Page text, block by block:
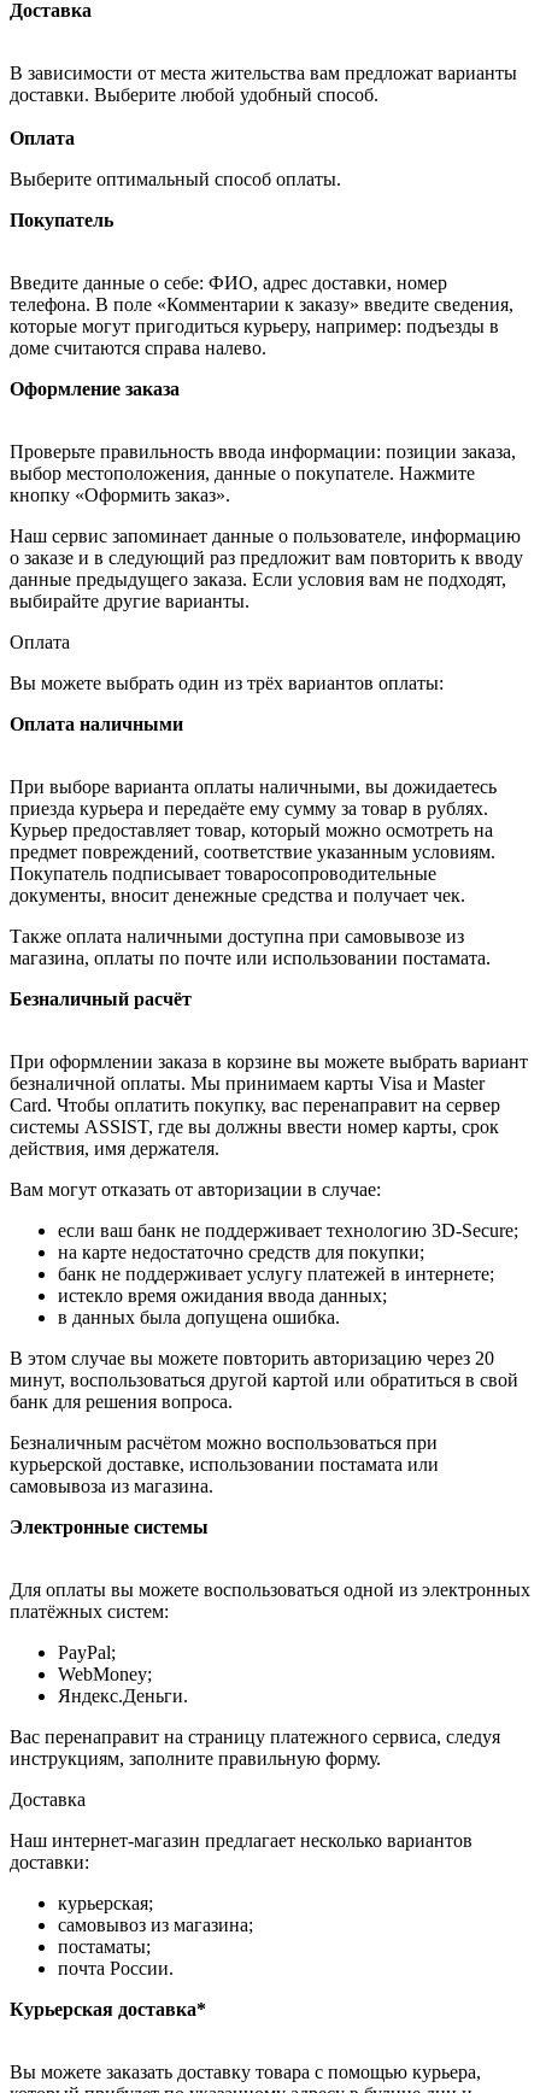
Доставка
В зависимости от места жительства вам предложат варианты
доставки. Выберите любой удобный способ.
Оплата
Выберите оптимальный способ оплаты.
Покупатель
Введите данные о себе: ФИО, адрес доставки, номер
телефона. В поле «Комментарии к заказу» введите сведения,
которые могут пригодиться курьеру, например: подъезды в
доме считаются справа налево.
Оформление заказа
Проверьте правильность ввода информации: позиции заказа,
выбор местоположения, данные о покупателе. Нажмите
кнопку «Оформить заказ».
Наш сервис запоминает данные о пользователе, информацию
о заказе и в следующий раз предложит вам повторить к вводу
данные предыдущего заказа. Если условия вам не подходят,
выбирайте другие варианты.
Оплата
Вы можете выбрать один из трёх вариантов оплаты:
Оплата наличными
При выборе варианта оплаты наличными, вы дожидаетесь
приезда курьера и передаёте ему сумму за товар в рублях.
Курьер предоставляет товар, который можно осмотреть на
предмет повреждений, соответствие указанным условиям.
Покупатель подписывает товаросопроводительные
документы, вносит денежные средства и получает чек.
Также оплата наличными доступна при самовывозе из
магазина, оплаты по почте или использовании постамата.
Безналичный расчёт
При оформлении заказа в корзине вы можете выбрать вариант
безналичной оплаты. Мы принимаем карты Visa и Master
Card. Чтобы оплатить покупку, вас перенаправит на сервер
системы ASSIST, где вы должны ввести номер карты, срок
действия, имя держателя.
Вам могут отказать от авторизации в случае:
если ваш банк не поддерживает технологию 3D-Secure;
на карте недостаточно средств для покупки;
банк не поддерживает услугу платежей в интернете;
истекло время ожидания ввода данных;
в данных была допущена ошибка.
В этом случае вы можете повторить авторизацию через 20
минут, воспользоваться другой картой или обратиться в свой
банк для решения вопроса.
Безналичным расчётом можно воспользоваться при
курьерской доставке, использовании постамата или
самовывоза из магазина.
Электронные системы
Для оплаты вы можете воспользоваться одной из электронных
платёжных систем:
PayPal;
WebMoney;
Яндекс.Деньги.
Вас перенаправит на страницу платежного сервиса, следуя
инструкциям, заполните правильную форму.
Доставка
Наш интернет-магазин предлагает несколько вариантов
доставки:
курьерская;
самовывоз из магазина;
постаматы;
почта России.
Курьерская доставка*
Вы можете заказать доставку товара с помощью курьера,